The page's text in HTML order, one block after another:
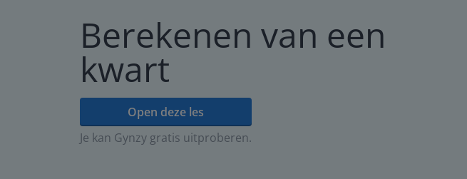
Berekenen van een
kwart
Open deze les
Je kan Gynzy gratis uitproberen.